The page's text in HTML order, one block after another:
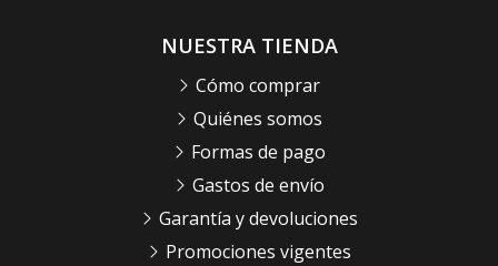
NUESTRA TIENDA
Cómo comprar
Quiénes somos
Formas de pago
Gastos de envío
Garantía y devoluciones
Promociones vigentes